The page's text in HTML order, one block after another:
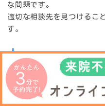
な問題です。
適切な相談先を見つけるこ
す。
精神科や心療内科の
過食性障害は精神疾患の一
または心療内科
を受診する